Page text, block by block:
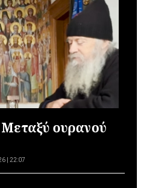
ουρανού
| 22:07